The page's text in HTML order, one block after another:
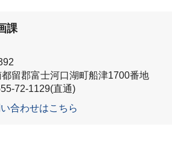
課
留郡富士河口湖町船津1700番地
72-1129(直通)
合わせはこちら